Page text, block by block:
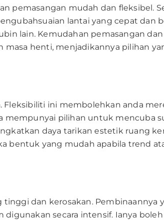
pemasangan mudah dan fleksibel.
lantai yang cepat dan
lain. Kemudahan pemasangan dan
henti, menjadikannya pilihan
ini membolehkan anda
mempunyai pilihan untuk mencuba
daya tarikan estetik ruang
bentuk yang mudah apabila trend
dan kerosakan. Pembinaannya
secara intensif. Ianya